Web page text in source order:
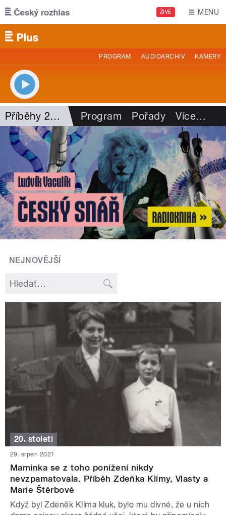
Přejít k hlavnímu obsahu
ŽIVĚ MENU
PROGRAM AUDIOARCHIV KAMERY
Příběhy 20. století Program Pořady Více…
NEJNOVĚJŠÍ
20. století
29. srpen 2021
Maminka se z toho ponížení nikdy
nevzpamatovala. Příběh Zdeňka Klímy, Vlasty a
Marie Štěrbové
Když byl Zdeněk Klíma kluk, bylo mu divné, že u nich